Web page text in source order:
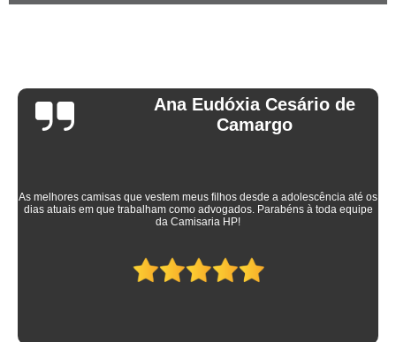
Ana Eudóxia Cesário de
Camargo
As melhores camisas que vestem meus filhos desde a adolescência até os
dias atuais em que trabalham como advogados. Parabéns à toda equipe
da Camisaria HP!